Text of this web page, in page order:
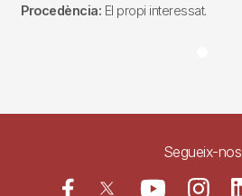
Procedència: El propi interessat.
Segueix-nos